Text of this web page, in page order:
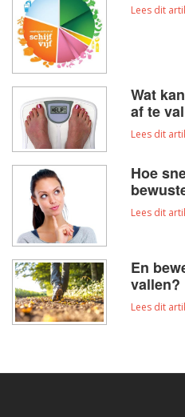
Lees dit
Wat
af te
Lees dit
Hoe
Lees dit
En
vallen?
Lees dit